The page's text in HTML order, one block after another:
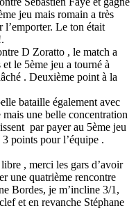
jeu mais romain a très
l’emporter. Le ton était
D Zoratto , le match a
le 5ème jeu a tourné à
. Deuxième point à la
bataille également avec
une belle concentration
par payer au 5ème jeu
points pour l’équipe .
, merci les gars d’avoir
une quatrième rencontre
Bordes, je m’incline 3/1,
et en revanche Stéphane